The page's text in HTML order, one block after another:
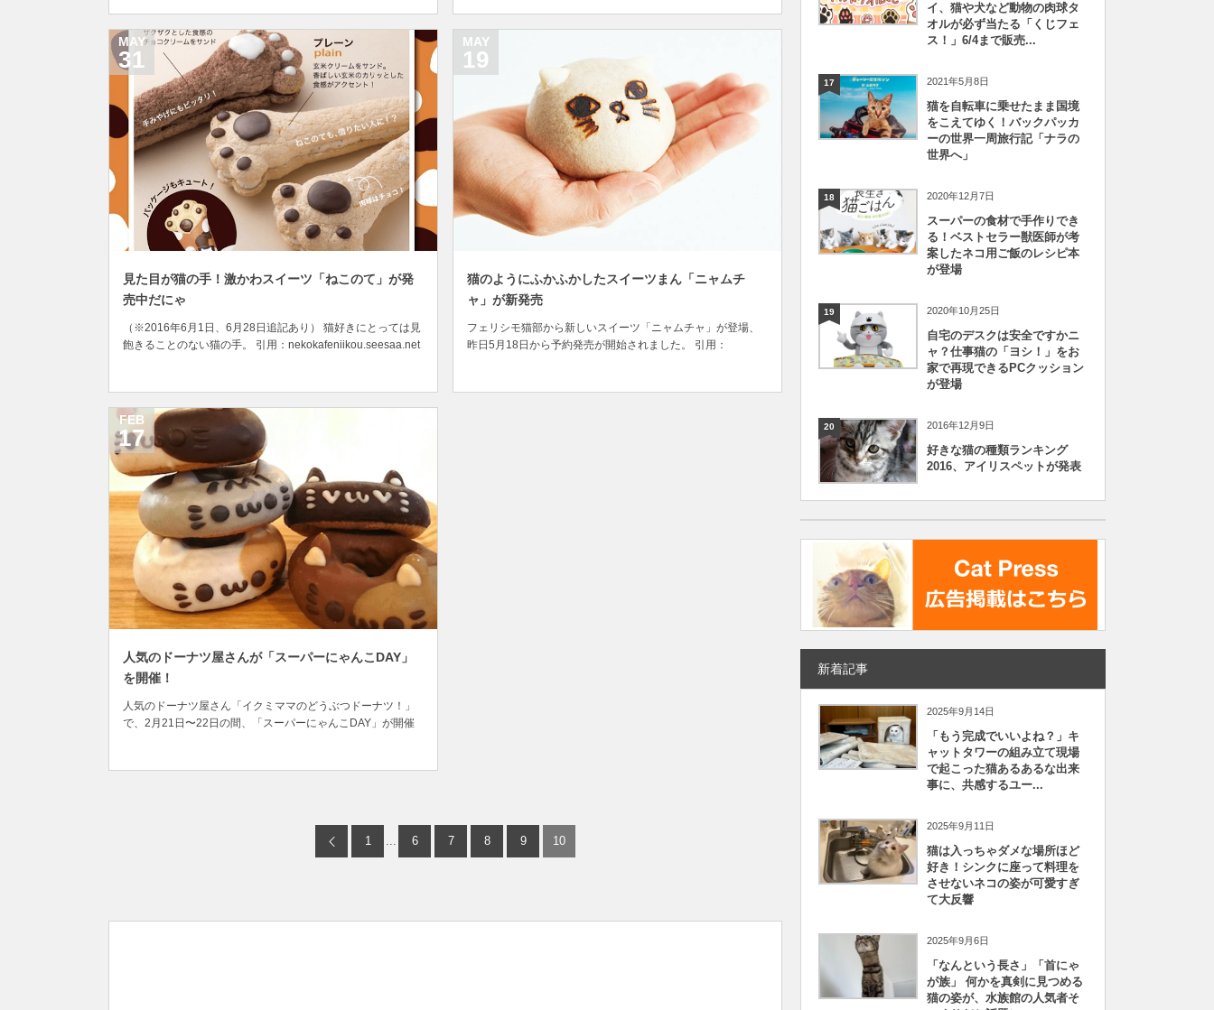
は販売休止となっていましたが、今年の5月に販売が再開され
て大きな話題となっていました。 ■激か...
ペースに猫用のご飯やおもちゃなどを置いておき、庭先に集
まってきた猫たちをひたすら眺めて癒さ...
見た目が猫の手！激かわスイーツ「ねこのて」が発
売中だにゃ
（※2016年6月1日、6月28日追記あり） 猫好きにとっては見
飽きることのない猫の手。 引用：nekokafeniikou.seesaa.net
人間の欲望によって生み出された一品で、猫の手をモチーフ
にしたス...
MAY
31
猫のようにふかふかしたスイーツまん「ニャムチ
ャ」が新発売
フェリシモ猫部から新しいスイーツ「ニャムチャ」が登場、
昨日5月18日から予約発売が開始されました。 引用：
手造りした本格的なふかふかした皮のおいしさと、やさしい
MAY
19
人気のドーナツ屋さんが「スーパーにゃんこDAY」
を開催！
人気のドーナツ屋さん「イクミママのどうぶつドーナツ！」
で、2月21日〜22日の間、「スーパーにゃんこDAY」が開催
開店したドーナツショップ。猫をモチーフにしたドーナツが
FEB
17
1 ... 6 7 8 9 10
イ、猫や犬など動物の肉球タ
オルが必ず当たる「くじフェ
ス！」6/4まで販売...
17 2021年5月8日
猫を自転車に乗せたまま国境
をこえてゆく！バックパッカ
ーの世界一周旅行記「ナラの
世界へ」
18 2020年12月7日
スーパーの食材で手作りでき
る！ベストセラー獣医師が考
案したネコ用ご飯のレシピ本
が登場
19 2020年10月25日
自宅のデスクは安全ですかニ
ャ？仕事猫の「ヨシ！」をお
家で再現できるPCクッション
が登場
20 2016年12月9日
好きな猫の種類ランキング
2016、アイリスペットが発表
新着記事
2025年9月14日
「もう完成でいいよね？」キ
ャットタワーの組み立て現場
で起こった猫あるあるな出来
事に、共感するユー...
2025年9月11日
猫は入っちゃダメな場所ほど
好き！シンクに座って料理を
させないネコの姿が可愛すぎ
て大反響
2025年9月6日
「なんという長さ」「首にゃ
が族」 何かを真剣に見つめる
猫の姿が、水族館の人気者そ